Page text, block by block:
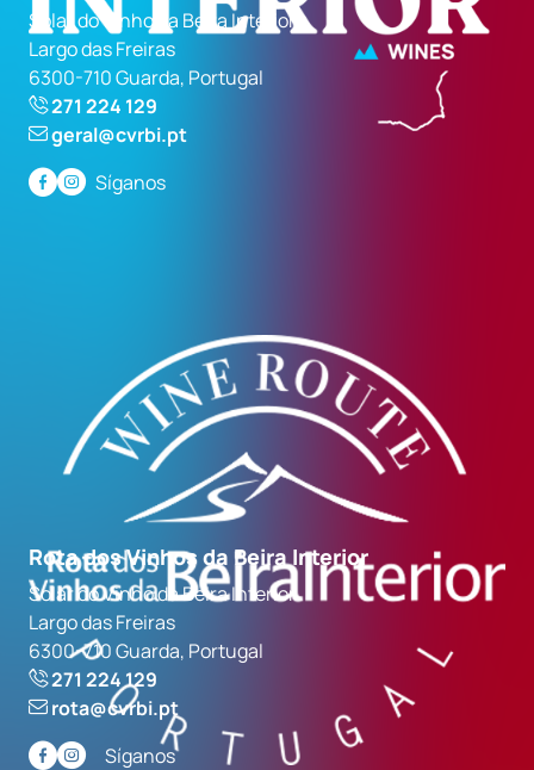
Solar do Vinho da Beira Interior
Largo das Freiras
6300-710 Guarda, Portugal
271 224 129
geral@cvrbi.pt
Síganos
Rota dos Vinhos da Beira Interior
Solar do Vinho da Beira Interior
Largo das Freiras
6300-710 Guarda, Portugal
271 224 129
rota@cvrbi.pt
Síganos